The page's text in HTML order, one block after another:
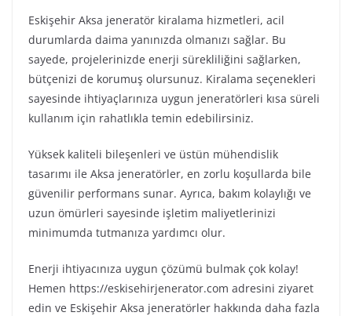
Eskişehir Aksa jeneratör kiralama hizmetleri, acil
durumlarda daima yanınızda olmanızı sağlar. Bu
sayede, projelerinizde enerji sürekliliğini sağlarken,
bütçenizi de korumuş olursunuz. Kiralama seçenekleri
sayesinde ihtiyaçlarınıza uygun jeneratörleri kısa süreli
kullanım için rahatlıkla temin edebilirsiniz.
Yüksek kaliteli bileşenleri ve üstün mühendislik
tasarımı ile Aksa jeneratörler, en zorlu koşullarda bile
güvenilir performans sunar. Ayrıca, bakım kolaylığı ve
uzun ömürleri sayesinde işletim maliyetlerinizi
minimumda tutmanıza yardımcı olur.
Enerji ihtiyacınıza uygun çözümü bulmak çok kolay!
Hemen https://eskisehirjenerator.com adresini ziyaret
edin ve Eskişehir Aksa jeneratörler hakkında daha fazla